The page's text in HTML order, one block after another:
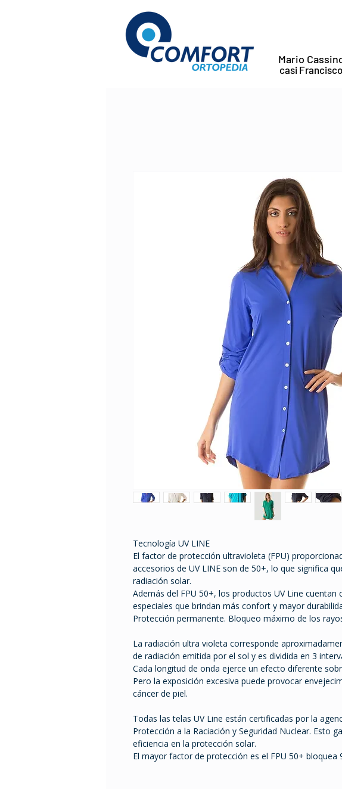
Mario
casi
Tecnología UV LINE
El factor de protección ultravioleta (FPU)
accesorios de UV LINE son de 50+, lo que significa
radiación solar.
Además del FPU 50+, los productos UV Line cuentan
especiales que brindan más confort y mayor
Protección permanente. Bloqueo máximo de los
La radiación ultra violeta corresponde
de radiación emitida por el sol y es dividida en 3
Cada longitud de onda ejerce un efecto diferente
Pero la exposición excesiva puede provocar
cáncer de piel.
Todas las telas UV Line están certificadas por la
Protección a la Raciación y Seguridad Nuclear. Esto
eficiencia en la protección solar.
El mayor factor de protección es el FPU 50+ bloquea